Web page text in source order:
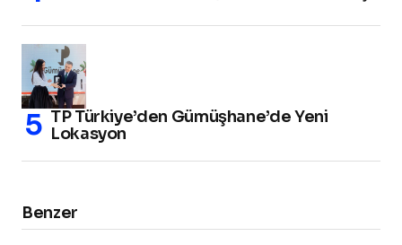
TP Türkiye’den Gümüşhane’de Yeni
Lokasyon
Benzer